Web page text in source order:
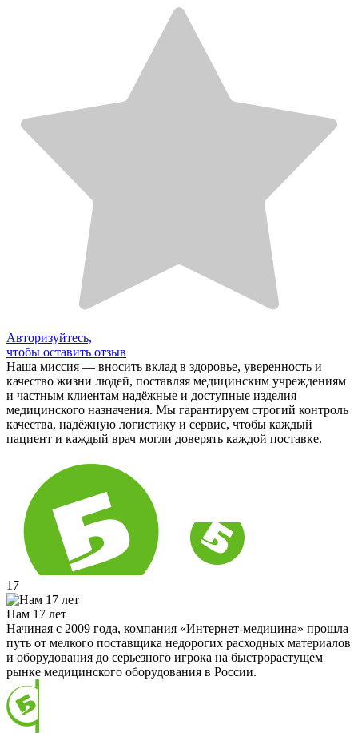
Авторизуйтесь,
чтобы оставить отзыв
Наша миссия — вносить вклад в здоровье, уверенность и
качество жизни людей, поставляя медицинским учреждениям
и частным клиентам надёжные и доступные изделия
медицинского назначения. Мы гарантируем строгий контроль
качества, надёжную логистику и сервис, чтобы каждый
пациент и каждый врач могли доверять каждой поставке.
17
Нам 17 лет
Начиная с 2009 года, компания «Интернет-медицина» прошла
путь от мелкого поставщика недорогих расходных материалов
и оборудования до серьезного игрока на быстрорастущем
рынке медицинского оборудования в России.